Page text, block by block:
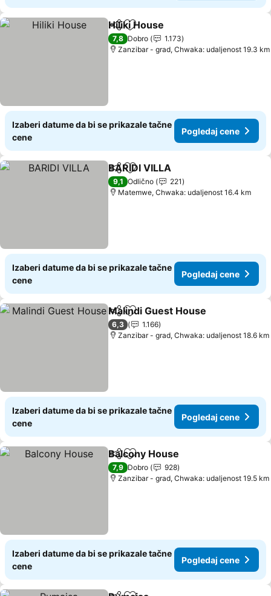
Deli Dodati u favorite
Hiliki House
7,8 Dobro
1.173
Zanzibar - grad, Chwaka: udaljenost 19.3 km
Izaberi datume da bi se prikazale tačne
cene
Pogledaj cene
Deli Dodati u favorite
BARIDI VILLA
9,1 Odlično
221
Matemwe, Chwaka: udaljenost 16.4 km
Izaberi datume da bi se prikazale tačne
cene
Pogledaj cene
Deli Dodati u favorite
Malindi Guest House
6,3
1.166
Zanzibar - grad, Chwaka: udaljenost 18.6 km
Izaberi datume da bi se prikazale tačne
cene
Pogledaj cene
Deli Dodati u favorite
Balcony House
7,9 Dobro
928
Zanzibar - grad, Chwaka: udaljenost 19.5 km
Izaberi datume da bi se prikazale tačne
cene
Pogledaj cene